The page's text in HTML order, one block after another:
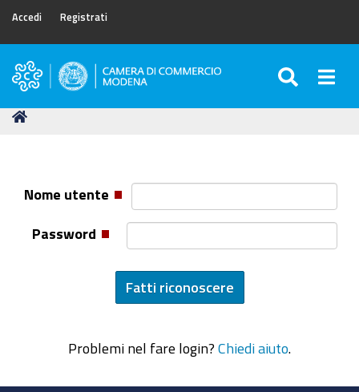
Accedi Registrati
Camera
Commercio
Tu
Nome utente
Password
Problemi nel fare login? Chiedi aiuto